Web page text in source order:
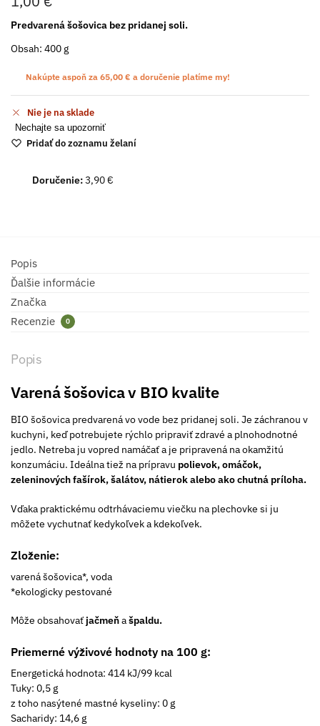
Predvarená šošovica bez pridanej soli.
Obsah: 400 g
Nakúpte aspoň za 65,00 € a doručenie platíme my!
Nie je na sklade
Nechajte sa upozorniť
Pridať do zoznamu želaní
Doručenie:3,90 €
Popis
Ďalšie informácie
Značka
Recenzie
0
Popis
Varená šošovica v BIO kvalite
BIO šošovica predvarená vo vode bez pridanej soli. Je záchranou v
kuchyni, keď potrebujete rýchlo pripraviť zdravé a plnohodnotné
jedlo. Netreba ju vopred namáčať a je pripravená na okamžitú
konzumáciu. Ideálna tiež na prípravu polievok, omáčok,
zeleninových fašírok, šalátov, nátierok alebo ako chutná príloha.
Vďaka praktickému odtrhávaciemu viečku na plechovke si ju
môžete vychutnať kedykoľvek a kdekoľvek.
Zloženie:
varená šošovica*, voda
*ekologicky pestované
Môže obsahovať jačmeňašpaldu.
Priemerné výživové hodnoty na 100 g:
Energetická hodnota: 414 kJ/99 kcal
Tuky: 0,5 g
z toho nasýtené mastné kyseliny: 0 g
Sacharidy: 14,6 g